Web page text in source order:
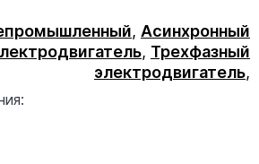
, Асинхронный
, Трехфазный
электродвигатель,